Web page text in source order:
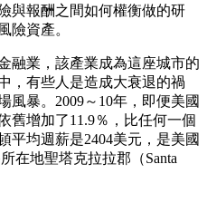
與報酬之間如何權衡做的研
險資產。
融業，該產業成為這座城市的
，有些人是造成大衰退的禍
風暴。2009～10年，即便美國
舊增加了11.9％，比任何一個
平均週薪是2404美元，是美國
在地聖塔克拉拉郡（Santa